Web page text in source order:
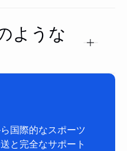
ような
国際的なスポーツ
と完全なサポート